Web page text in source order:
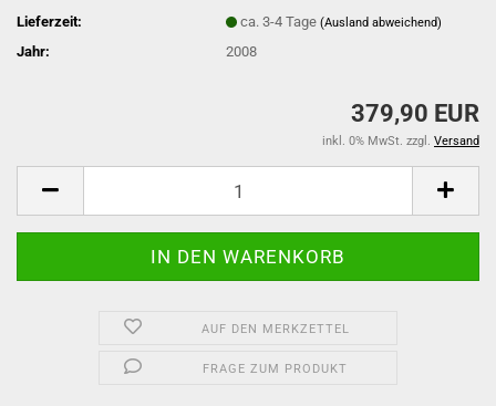
Lieferzeit:
ca. 3-4 Tage(Ausland abweichend)
Jahr: 2008
379,90 EUR
inkl. 0% MwSt. zzgl. Versand
AUF DEN MERKZETTEL
FRAGE ZUM PRODUKT